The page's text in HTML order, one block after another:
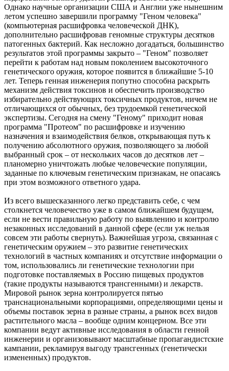
Однако научные организации США и Англии уже нынешним
летом успешно завершили программу "Геном человека"
(компьютерная расшифровка человеческой ДНК),
дополнительно расшифровав геномные структуры десятков
патогенных бактерий. Как несложно догадаться, большинство
результатов этой программы закрыто – "Геном" позволяет
перейти к работам над новым поколением высокоточного
генетического оружия, которое появится в ближайшие 5-10
лет. Теперь генная инженерия попутно способна раскрыть
механизм действия токсинов и обеспечить производство
избирательно действующих токсичных продуктов, ничем не
отличающихся от обычных, без трудоемкой генетической
экспертизы. Сегодня на смену "Геному" приходит новая
программа "Протеом" по расшифровке и изучению
назначения и взаимодействия белков, открывающая путь к
получению абсолютного оружия, позволяющего за любой
выбранный срок – от нескольких часов до десятков лет –
планомерно уничтожать любые человеческие популяции,
заданные по ключевым генетическим признакам, не опасаясь
при этом возможного ответного удара.
Из всего вышесказанного легко представить себе, с чем
столкнется человечество уже в самом ближайшем будущем,
если не вести правильную работу по выявлению и контролю
незаконных исследований в данной сфере (если уж нельзя
совсем эти работы свернуть). Важнейшая угроза, связанная с
генетическим оружием – это развитие генетических
технологий в частных компаниях и отсутствие информации о
том, использовались ли генетические технологии при
подготовке поставляемых в Россию пищевых продуктов
(такие продукты называются трансгенными) и лекарств.
Мировой рынок зерна контролируется пятью
транснациональными корпорациями, определяющими цены и
объемы поставок зерна в разные страны, а рынок всех видов
растительного масла – вообще одним концерном. Все эти
компании ведут активные исследования в области генной
инженерии и организовывают масштабные пропагандистские
кампании, рекламируя выгоду трансгенных (генетически
измененных) продуктов.